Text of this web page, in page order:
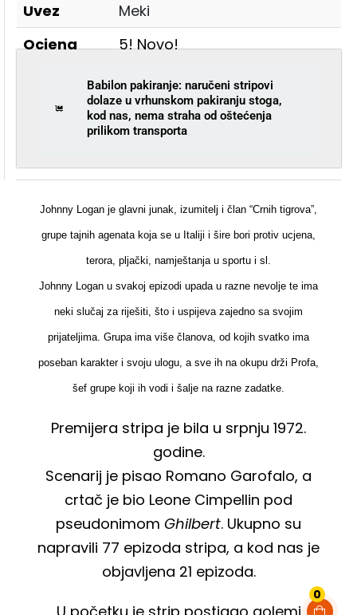
0
Uvez
Meki
Ocjena
5! Novo!
Babilon pakiranje: naručeni stripovi
dolaze u vrhunskom pakiranju stoga,
kod nas, nema straha od oštećenja
prilikom transporta
Johnny Logan je glavni junak, izumitelj i član “Crnih tigrova”,
grupe tajnih agenata koja se u Italiji i šire bori protiv ucjena,
terora, pljački, namještanja u sportu i sl.
Johnny Logan u svakoj epizodi upada u razne nevolje te ima
neki slučaj za riješiti, što i uspijeva zajedno sa svojim
prijateljima. Grupa ima više članova, od kojih svatko ima
poseban karakter i svoju ulogu, a sve ih na okupu drži Profa,
šef grupe koji ih vodi i šalje na razne zadatke.
Premijera stripa je bila u srpnju 1972.
godine.
Scenarij je pisao Romano Garofalo, a
crtač je bio Leone Cimpellin pod
pseudonimom Ghilbert. Ukupno su
napravili 77 epizoda stripa, a kod nas je
objavljena 21 epizoda.